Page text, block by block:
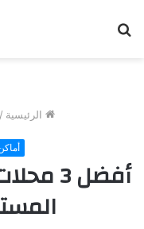
الرئيسية /
أفضل